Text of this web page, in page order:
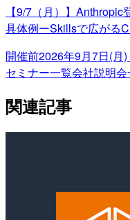
【9/7（月）】
具体例ーSkillsで広がる
開催前2026年9月7日(月)
セミナー一覧会社説明会
関連記事